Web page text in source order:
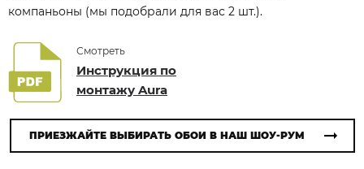
компаньоны (мы подобрали для вас 2 шт.).
Смотреть
Инструкция по
монтажу Aura
ПРИЕЗЖАЙТЕ ВЫБИРАТЬ ОБОИ В НАШ ШОУ-РУМ